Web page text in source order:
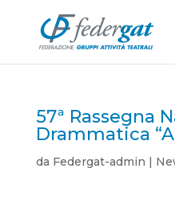
57ª Rassegna
Drammatica
da Federgat-admin |